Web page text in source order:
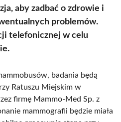
aby zadbać o zdrowie i
problemów.
telefonicznej w celu
badania będą
Ratuszu Miejskim w
firmę Mammo-Med Sp. z
mammografii będzie miała